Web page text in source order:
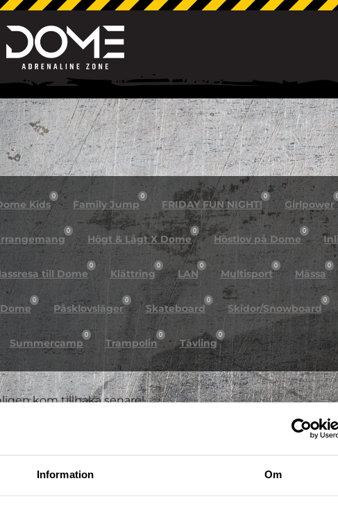
Information Om
Kids
0
Family Jump
0
FRIDAY FUN NIGHT!
0
Girlpower
0
Högt & Lågt X Dome
0
Höstlov på Dome
0
till Dome
0
Klättring
0
LAN
0
Multisport
0
Mässa
0
0
Påsklovsläger
0
Skateboard
0
Skidor/Snowboard
0
Summercamp
0
Trampolin
0
Tävling
0
kom tillbaka senare!